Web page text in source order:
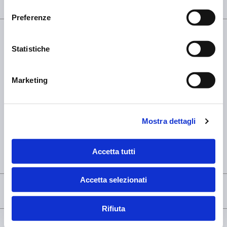
Preferenze
Statistiche
Marketing
Mostra dettagli
Accetta tutti
Accetta selezionati
Rifiuta
Home
SEDE OPERATIVA
28877 Anzola d'Ossola (VB) Italia
Registered Office OMCD SpA Via Paruta, 56